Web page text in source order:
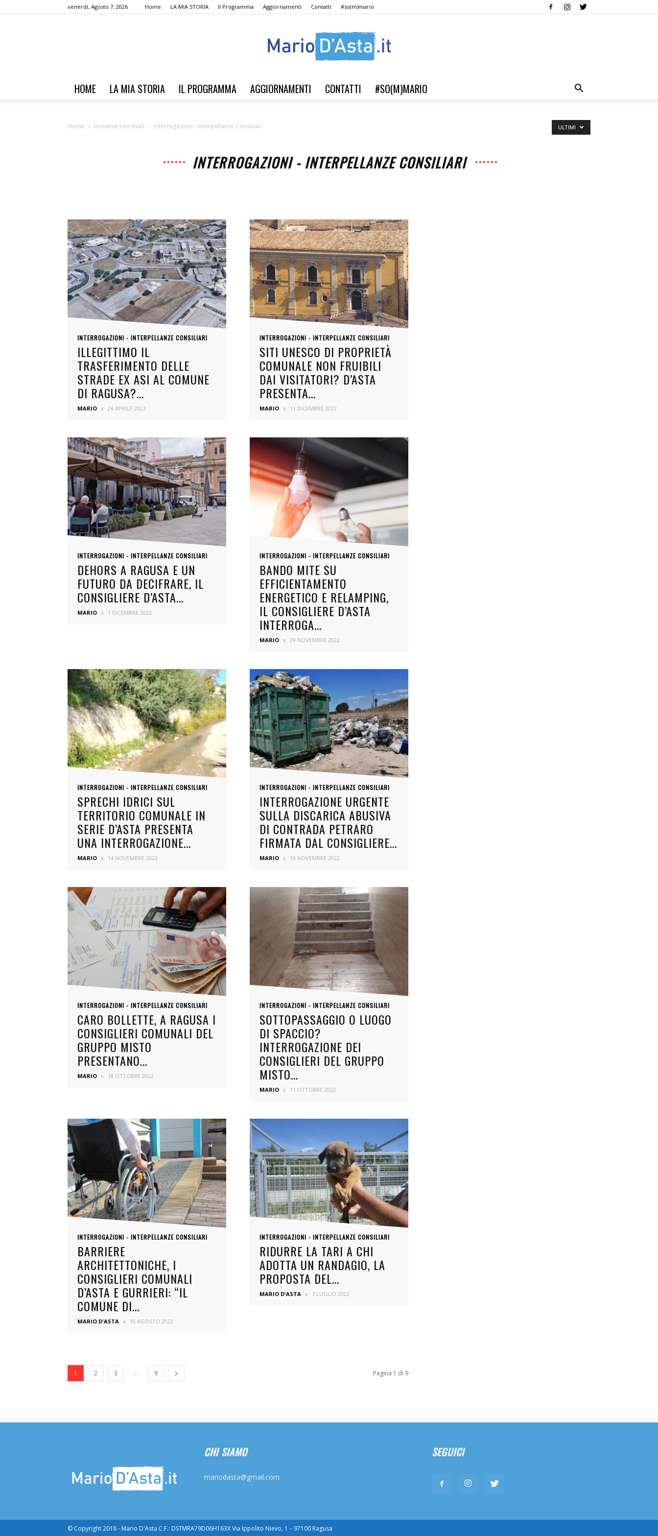
venerdì, Agosto 7, 2026 Home LA MIA STORIA Il Programma Aggiornamenti Contatti #so(m)mario
il
Futuro
HOME LA MIA STORIA IL PROGRAMMA AGGIORNAMENTI CONTATTI #SO(M)MARIO
Home Iniziative consiliari Interrogazioni - Interpellanze Consiliari
INTERROGAZIONI - INTERPELLANZE CONSILIARI
ULTIMI
INTERROGAZIONI - INTERPELLANZE CONSILIARI
ILLEGITTIMO IL
TRASFERIMENTO DELLE
STRADE EX ASI AL COMUNE
DI RAGUSA?...
MARIO 26 APRILE 2023
INTERROGAZIONI - INTERPELLANZE CONSILIARI
SITI UNESCO DI PROPRIETÀ
COMUNALE NON FRUIBILI
DAI VISITATORI? D’ASTA
PRESENTA...
MARIO 11 DICEMBRE 2022
INTERROGAZIONI - INTERPELLANZE CONSILIARI
DEHORS A RAGUSA E UN
FUTURO DA DECIFRARE, IL
CONSIGLIERE D’ASTA...
MARIO 1 DICEMBRE 2022
INTERROGAZIONI - INTERPELLANZE CONSILIARI
BANDO MITE SU
EFFICIENTAMENTO
ENERGETICO E RELAMPING,
IL CONSIGLIERE D’ASTA
INTERROGA...
MARIO 29 NOVEMBRE 2022
INTERROGAZIONI - INTERPELLANZE CONSILIARI
SPRECHI IDRICI SUL
TERRITORIO COMUNALE IN
SERIE D’ASTA PRESENTA
UNA INTERROGAZIONE...
MARIO 14 NOVEMBRE 2022
INTERROGAZIONI - INTERPELLANZE CONSILIARI
INTERROGAZIONE URGENTE
SULLA DISCARICA ABUSIVA
DI CONTRADA PETRARO
FIRMATA DAL CONSIGLIERE...
MARIO 10 NOVEMBRE 2022
INTERROGAZIONI - INTERPELLANZE CONSILIARI
CARO BOLLETTE, A RAGUSA I
CONSIGLIERI COMUNALI DEL
GRUPPO MISTO
PRESENTANO...
MARIO 18 OTTOBRE 2022
INTERROGAZIONI - INTERPELLANZE CONSILIARI
SOTTOPASSAGGIO O LUOGO
DI SPACCIO?
INTERROGAZIONE DEI
CONSIGLIERI DEL GRUPPO
MISTO...
MARIO 11 OTTOBRE 2022
INTERROGAZIONI - INTERPELLANZE CONSILIARI
BARRIERE
ARCHITETTONICHE, I
CONSIGLIERI COMUNALI
D’ASTA E GURRIERI: “IL
COMUNE DI...
MARIO D'ASTA 10 AGOSTO 2022
INTERROGAZIONI - INTERPELLANZE CONSILIARI
RIDURRE LA TARI A CHI
ADOTTA UN RANDAGIO, LA
PROPOSTA DEL...
MARIO D'ASTA 7 LUGLIO 2022
1 2 3 ... 9 Pagina 1 di 9
CHI SIAMO
mariodasta@gmail.com
SEGUICI
© Copyright 2018 - Mario D'Asta C.F.: DSTMRA79D06H163X Via Ippolito Nievo, 1 – 97100 Ragusa